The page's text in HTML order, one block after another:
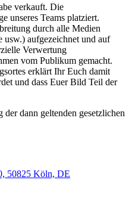
verkauft. Die
unseres Teams platziert.
durch alle Medien
usw.) aufgezeichnet und auf
Verwertung
vom Publikum gemacht.
erklärt Ihr Euch damit
und dass Euer Bild Teil der
dann geltenden gesetzlichen
50825 Köln, DE